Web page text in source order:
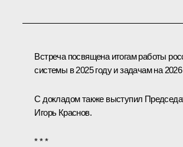
Встреча посвящена итогам работы
системы в 2025 году и задачам на 2026
С докладом также выступил
Игорь Краснов.
* * *